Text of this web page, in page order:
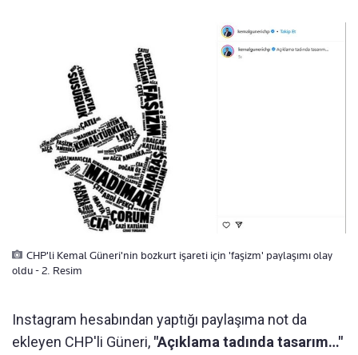
CHP'li Kemal Güneri'nin bozkurt işareti için 'faşizm' paylaşımı olay
oldu - 2. Resim
Instagram hesabından yaptığı paylaşıma not da
ekleyen CHP'li Güneri, "Açıklama tadında tasarım…"